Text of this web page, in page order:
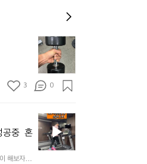
땀
훌
리
면
서
도
단
단
3 0
공중  혼
해보자🏃
새
해
소
망